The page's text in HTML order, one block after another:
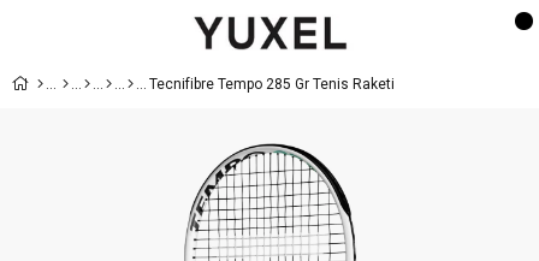
Tecnifibre Tempo 285 Gr Tenis Raketi